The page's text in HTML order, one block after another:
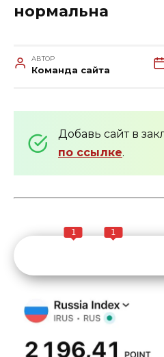
нормальна
АВТОР
Команда сайта
Добавь сайт в
по ссылке.
1 1